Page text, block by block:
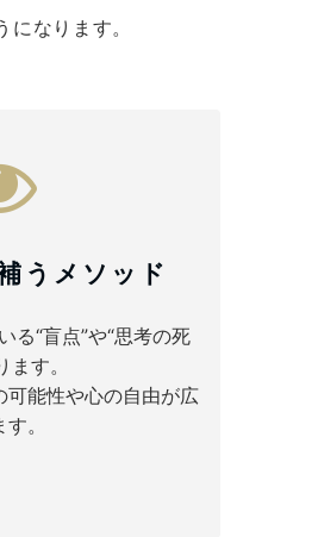
なります。
うメソッド
る“盲点”や“思考の死
ます。
能性や心の自由が広
。